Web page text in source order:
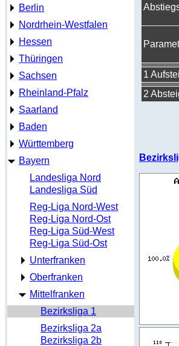
Berlin
Nordrhein-Westfalen
Hessen
Thüringen
Sachsen
Rheinland-Pfalz
Saarland
Baden
Württemberg
Bayern
Landesliga Nord
Landesliga Süd
Reg-Liga Nord-West
Reg-Liga Nord-Ost
Reg-Liga Süd-West
Reg-Liga Süd-Ost
Unterfranken
Oberfranken
Mittelfranken
Bezirksliga 1
Bezirksliga 2a
Bezirksliga 2b
1
2